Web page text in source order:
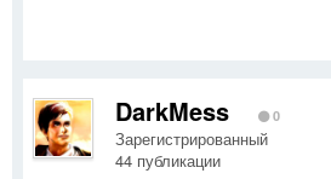
DarkMess 0
Зарегистрированный
44 публикации